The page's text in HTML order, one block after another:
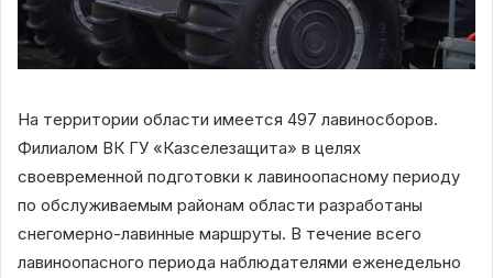
На территории области имеется 497 лавиносборов.
Филиалом ВК ГУ «Казселезащита» в целях
своевременной подготовки к лавиноопасному периоду
по обслуживаемым районам области разработаны
снегомерно-лавинные маршруты. В течение всего
лавиноопасного периода наблюдателями еженедельно